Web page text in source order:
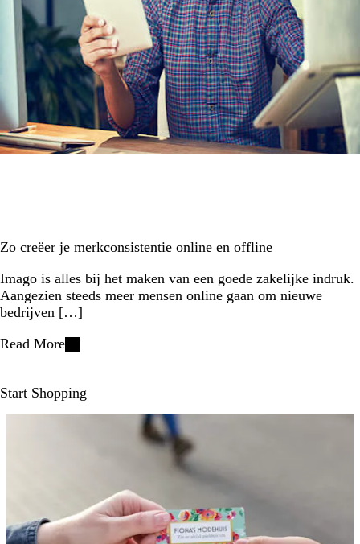
Zo creëer je merkconsistentie online en offline
Imago is alles bij het maken van een goede zakelijke indruk.
Aangezien steeds meer mensen online gaan om nieuwe
bedrijven […]
Read More
Start Shopping